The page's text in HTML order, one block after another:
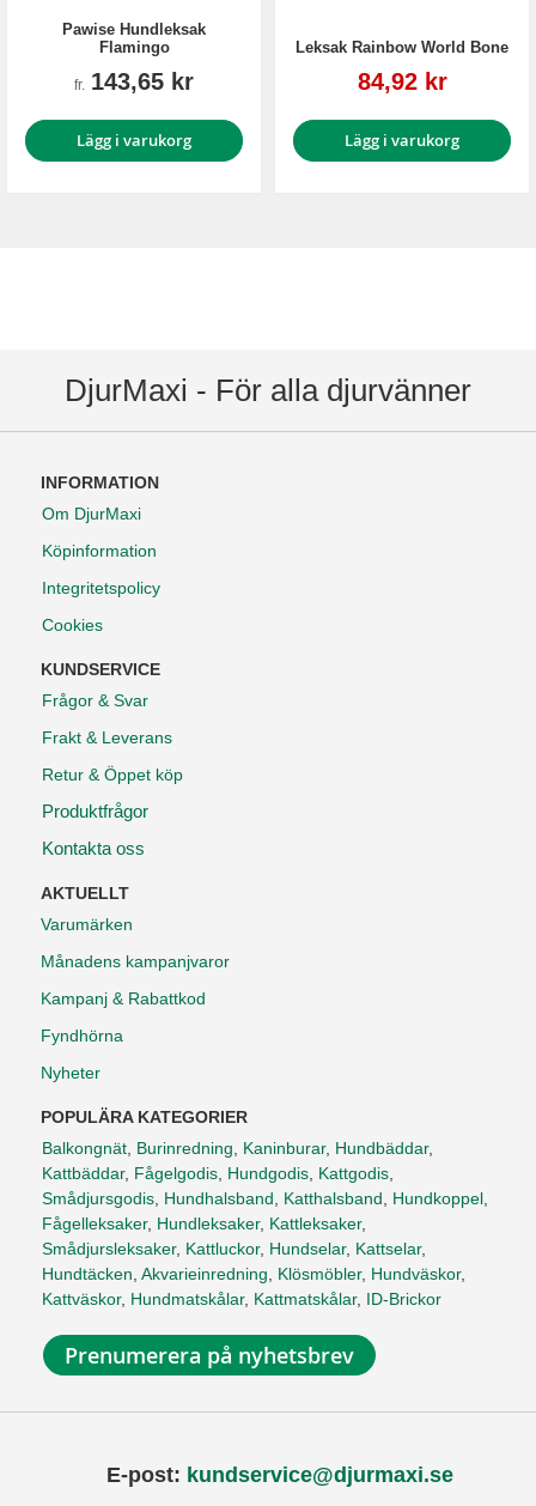
Pawise Hundleksak
Flamingo
fr. 143,65 kr
Lägg i varukorg
Leksak Rainbow World Bone
Reapris
84,92 kr
Lägg i varukorg
DjurMaxi - För alla djurvänner
INFORMATION
Om DjurMaxi
Köpinformation
Integritetspolicy
Cookies
KUNDSERVICE
Frågor & Svar
Frakt & Leverans
Retur & Öppet köp
Produktfrågor
Kontakta oss
AKTUELLT
Varumärken
Månadens kampanjvaror
Kampanj & Rabattkod
Fyndhörna
Nyheter
POPULÄRA KATEGORIER
Balkongnät, Burinredning, Kaninburar, Hundbäddar,
Kattbäddar, Fågelgodis, Hundgodis, Kattgodis,
Smådjursgodis, Hundhalsband, Katthalsband, Hundkoppel,
Fågelleksaker, Hundleksaker, Kattleksaker,
Smådjursleksaker, Kattluckor, Hundselar, Kattselar,
Hundtäcken, Akvarieinredning, Klösmöbler, Hundväskor,
Kattväskor, Hundmatskålar, Kattmatskålar, ID-Brickor
Prenumerera på nyhetsbrev
E-post: kundservice@djurmaxi.se